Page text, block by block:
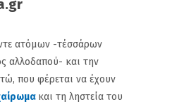
ατόμων -τέσσάρων
αλλοδαπού- και την
που φέρεται να έχουν
και τη ληστεία του